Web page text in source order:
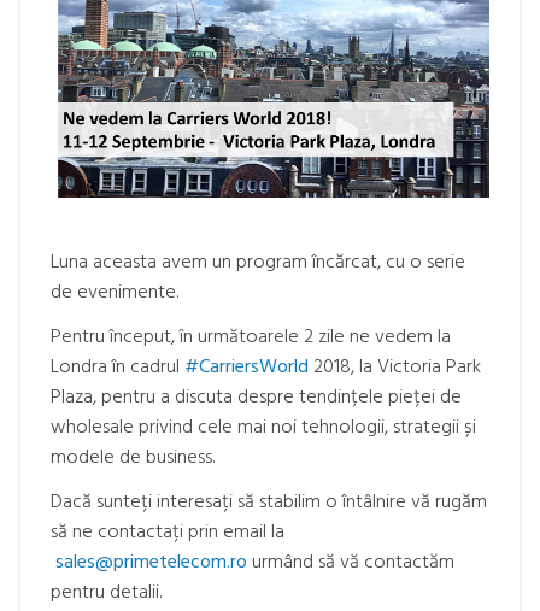
Luna aceasta avem un program încărcat, cu o serie
de evenimente.
Pentru început, în următoarele 2 zile ne vedem la
Londra în cadrul #CarriersWorld 2018, la Victoria Park
Plaza, pentru a discuta despre tendințele pieței de
wholesale privind cele mai noi tehnologii, strategii și
modele de business.
Dacă sunteți interesați să stabilim o întâlnire vă rugăm
să ne contactați prin email la
sales@primetelecom.ro urmând să vă contactăm
pentru detalii.